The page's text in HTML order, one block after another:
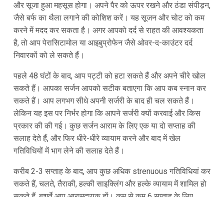
और सूजा हुआ महसूस होगा। अपने पैर को ऊपर रखने और ठंडा संपीड़न,
जैसे बर्फ का थैला लगाने की कोशिश करें। यह सूजन और चोट को कम
करने में मदद कर सकता है। अगर आपको दर्द से राहत की आवश्यकता
है, तो आप पेरासिटामोल या आइबुप्रोफेन जैसे ओवर-द-काउंटर दर्द
निवारकों को ले सकते हैं।
पहले 48 घंटों के बाद, आप पट्टी को हटा सकते हैं और अपने चीरे खोल
सकते हैं। आपका सर्जन आपको सटीक बताएगा कि आप कब स्नान कर
सकते हैं। आप लगभग सीधे अपनी सर्जरी के बाद ही चल सकते हैं।
लेकिन यह इस पर निर्भर होगा कि आपने सर्जरी क्यों करवाई और किस
प्रकार की की गई। कुछ सर्जन आराम के लिए एक या दो सप्ताह की
सलाह देते हैं, और फिर धीरे-धीरे व्यायाम करने और बाद में खेल
गतिविधियों में भाग लेने की सलाह देते हैं।
करीब 2-3 सप्ताह के बाद, आप कुछ अधिक strenuous गतिविधियां कर
सकते हैं, चलते, तैराकी, हल्की साइक्लिंग और हल्के व्यायाम में शामिल हो